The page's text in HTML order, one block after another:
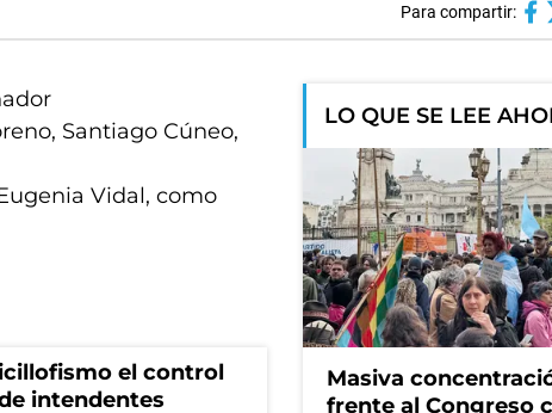
Para compartir:
Santiago Cúneo,
Vidal, como
el control
intendentes
LO QUE SE LEE
Masiva
frente al Congreso